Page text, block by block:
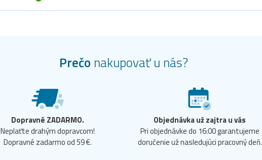
Prečo nakupovať u nás?
Dopravné ZADARMO.
Neplaťte drahým dopravcom!
Dopravné zadarmo od 59 €.
Objednávka už zajtra u vás
Pri objednávke do 16:00 garantujeme
doručenie už nasledujúci pracovný deň.